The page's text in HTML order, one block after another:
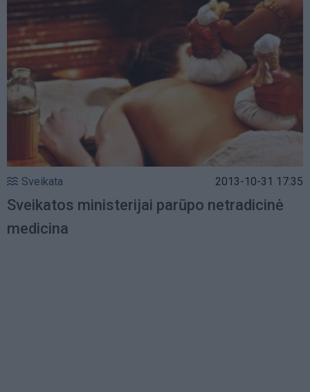
Sveikata 2013-10-31 17:35
Sveikatos ministerijai parūpo netradicinė
medicina